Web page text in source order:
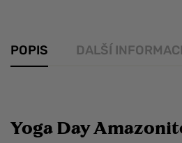
POPIS DALŠÍ
Yoga Day